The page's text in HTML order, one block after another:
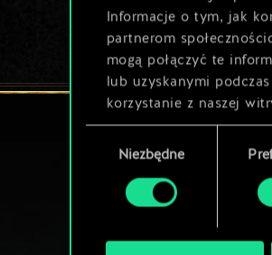
Informacje o tym, jak
partnerom
mogą połączyć te
lub uzyskanymi
korzystanie z naszej
zgodyNiezbędne